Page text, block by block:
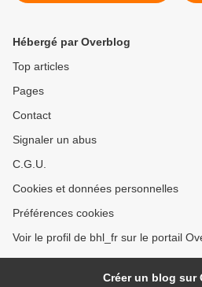
Hébergé par Overblog
Top articles
Pages
Contact
Signaler un abus
C.G.U.
Cookies et données personnelles
Préférences cookies
Voir le profil de bhl_fr sur le portail
Créer un blog sur